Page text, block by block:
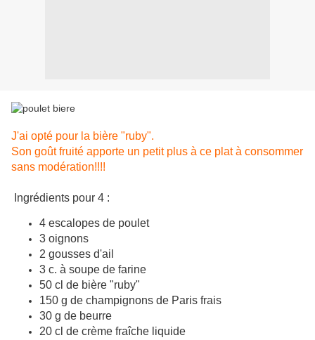
J'ai opté pour la bière "ruby".
Son goût fruité apporte un petit plus à ce platà consommer
sans modération!!!!
Ingrédients pour 4 :
4 escalopes de poulet
3 oignons
2 gousses d'ail
3 c. à soupe de farine
50 cl de bière "ruby"
150 g de champignons de Paris frais
30 g de beurre
20 cl de crème fraîche liquide